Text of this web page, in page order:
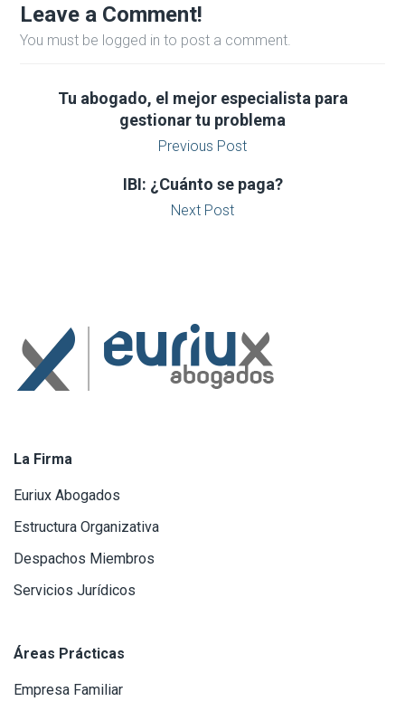
Leave a Comment!
You must be logged in to post a comment.
Tu abogado, el mejor especialista para
gestionar tu problema
Previous Post
IBI: ¿Cuánto se paga?
Next Post
La Firma
Euriux Abogados
Estructura Organizativa
Despachos Miembros
Servicios Jurídicos
Áreas Prácticas
Empresa Familiar